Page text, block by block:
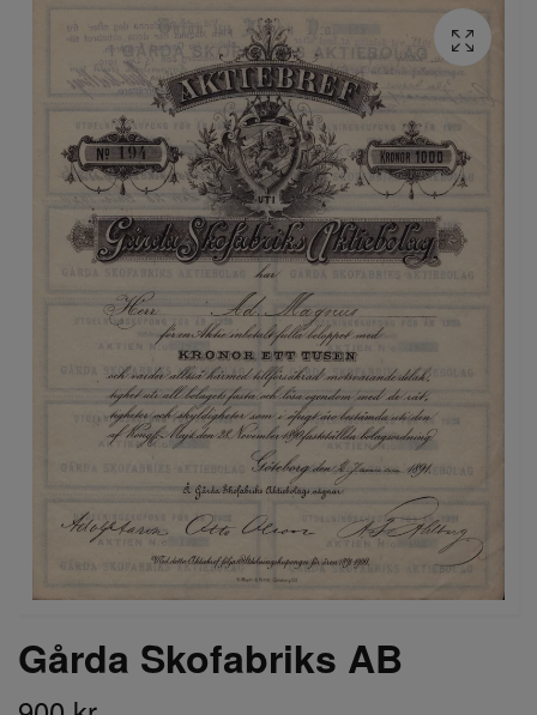
Gårda Skofabriks AB